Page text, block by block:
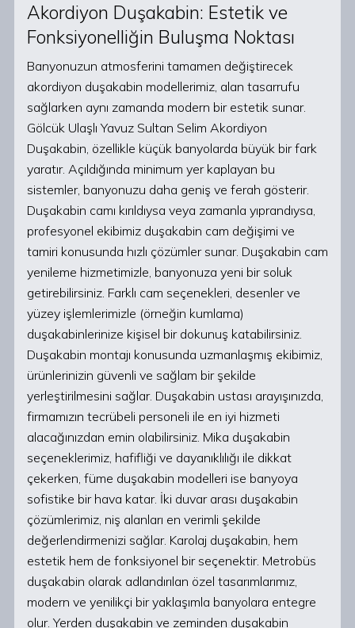
Akordiyon Duşakabin: Estetik ve
Fonksiyonelliğin Buluşma Noktası
Banyonuzun atmosferini tamamen değiştirecek
akordiyon duşakabin modellerimiz, alan tasarrufu
sağlarken aynı zamanda modern bir estetik sunar.
Gölcük Ulaşlı Yavuz Sultan Selim Akordiyon
Duşakabin, özellikle küçük banyolarda büyük bir fark
yaratır. Açıldığında minimum yer kaplayan bu
sistemler, banyonuzu daha geniş ve ferah gösterir.
Duşakabin camı kırıldıysa veya zamanla yıprandıysa,
profesyonel ekibimiz duşakabin cam değişimi ve
tamiri konusunda hızlı çözümler sunar. Duşakabin cam
yenileme hizmetimizle, banyonuza yeni bir soluk
getirebilirsiniz. Farklı cam seçenekleri, desenler ve
yüzey işlemlerimizle (örneğin kumlama)
duşakabinlerinize kişisel bir dokunuş katabilirsiniz.
Duşakabin montajı konusunda uzmanlaşmış ekibimiz,
ürünlerinizin güvenli ve sağlam bir şekilde
yerleştirilmesini sağlar. Duşakabin ustası arayışınızda,
firmamızın tecrübeli personeli ile en iyi hizmeti
alacağınızdan emin olabilirsiniz. Mika duşakabin
seçeneklerimiz, hafifliği ve dayanıklılığı ile dikkat
çekerken, füme duşakabin modelleri ise banyoya
sofistike bir hava katar. İki duvar arası duşakabin
çözümlerimiz, niş alanları en verimli şekilde
değerlendirmenizi sağlar. Karolaj duşakabin, hem
estetik hem de fonksiyonel bir seçenektir. Metrobüs
duşakabin olarak adlandırılan özel tasarımlarımız,
modern ve yenilikçi bir yaklaşımla banyolara entegre
olur. Yerden duşakabin ve zeminden duşakabin